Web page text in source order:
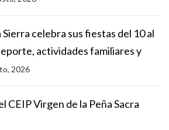
Sierra celebra sus fiestas del 10 al
actividades familiares y
2026
CEIP Virgen de la Peña Sacra